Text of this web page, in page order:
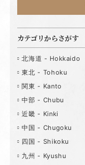
カテゴリからさがす
北海道 - Hokkaido
東北 - Tohoku
関東 - Kanto
中部 - Chubu
近畿 - Kinki
中国 - Chugoku
四国 - Shikoku
九州 - Kyushu